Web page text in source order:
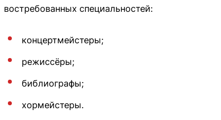
востребованных специальностей:
концертмейстеры;
режиссёры;
библиографы;
хормейстеры.